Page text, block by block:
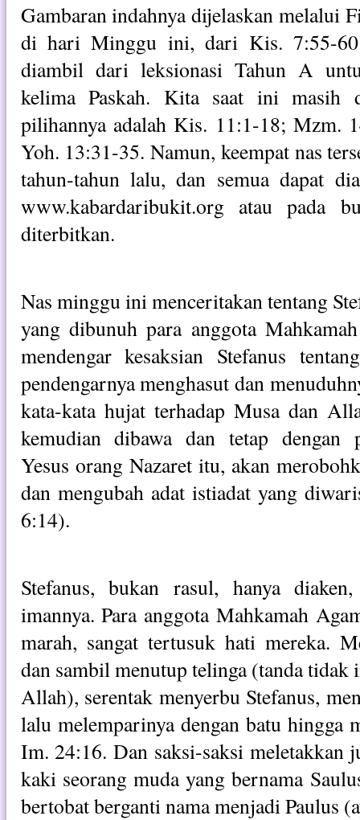
Gambaran indahnya dijelaskan melalui
di hari Minggu ini, dari Kis. 7:55-
diambil dari leksionasi Tahun A
kelima Paskah. Kita saat ini
pilihannya adalah Kis. 11:1-18; Mzm.
Yoh. 13:31-35. Namun, keempat nas
tahun-tahun lalu, dan semua dapat
www.kabardaribukit.org atau pada
diterbitkan.
Nas minggu ini menceritakan tentang
yang dibunuh para anggota
mendengar kesaksian Stefanus
pendengarnya menghasut dan
kata-kata hujat terhadap Musa dan
kemudian dibawa dan tetap dengan
Yesus orang Nazaret itu, akan
dan mengubah adat istiadat yang
6:14).
Stefanus, bukan rasul, hanya
imannya. Para anggota Mahkamah
marah, sangat tertusuk hati mereka.
dan sambil menutup telinga (tanda tidak
Allah), serentak menyerbu Stefanus,
lalu melemparinya dengan batu hingga
Im. 24:16. Dan saksi-saksi meletakkan
kaki seorang muda yang bernama
bertobat berganti nama menjadi Paulus